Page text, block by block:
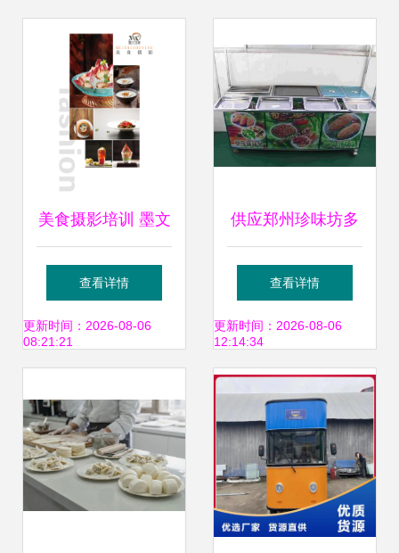
美食摄影培训 墨文
创意站酷课程全解
析
查看详情
更新时间：2026-08-06
08:21:21
供应郑州珍味坊多
功能美食车，开启
流动美食新商机
查看详情
更新时间：2026-08-06
12:14:34